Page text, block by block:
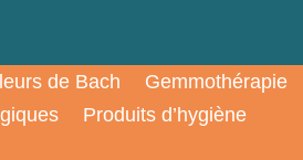
de Bach
Gemmothérapie
Produits d’hygiène